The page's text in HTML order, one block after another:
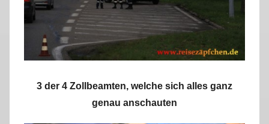
3 der 4 Zollbeamten, welche sich alles ganz
genau anschauten